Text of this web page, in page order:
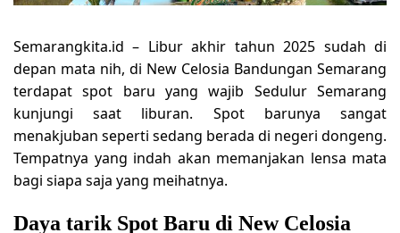
Semarangkita.id – Libur akhir tahun 2025 sudah di
depan mata nih, di New Celosia Bandungan Semarang
terdapat spot baru yang wajib Sedulur Semarang
kunjungi saat liburan. Spot barunya sangat
menakjuban seperti sedang berada di negeri dongeng.
Tempatnya yang indah akan memanjakan lensa mata
bagi siapa saja yang meihatnya.
Daya tarik Spot Baru di New Celosia